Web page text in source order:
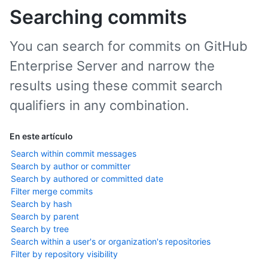
Searching commits
En este artículo
Search within commit messages
Search by author or committer
Search by authored or committed date
Filter merge commits
Search by hash
Search by parent
Search by tree
Search within a user's or organization's repositories
Filter by repository visibility
You can search for commits on GitHub
Enterprise Server and narrow the
results using these commit search
qualifiers in any combination.